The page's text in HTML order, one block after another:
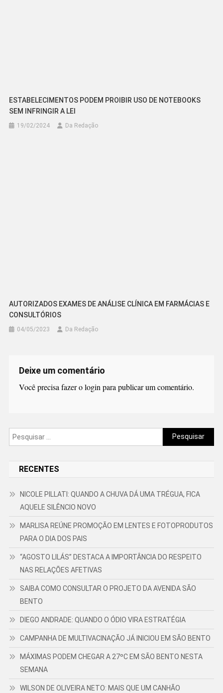
ESTABELECIMENTOS PODEM PROIBIR USO DE NOTEBOOKS
SEM INFRINGIR A LEI
19/02/2024 Da Redação
AUTORIZADOS EXAMES DE ANÁLISE CLÍNICA EM FARMÁCIAS E
CONSULTÓRIOS
04/05/2023 Da Redação
Deixe um comentário
Você precisa fazer ologin para publicar um comentário.
Pesquisar
por:
RECENTES
NICOLE PILLATI: QUANDO A CHUVA DÁ UMA TRÉGUA, FICA
AQUELE SILÊNCIO NOVO
MARLISA REÚNE PROMOÇÃO EM LENTES E FOTOPRODUTOS
PARA O DIA DOS PAIS
“AGOSTO LILÁS” DESTACA A IMPORTÂNCIA DO RESPEITO
NAS RELAÇÕES AFETIVAS
SAIBA COMO CONSULTAR O PROJETO DA AVENIDA SÃO
BENTO
DIEGO ANDRADE: QUANDO O ÓDIO VIRA ESTRATÉGIA
CAMPANHA DE MULTIVACINAÇÃO JÁ INICIOU EM SÃO BENTO
MÁXIMAS PODEM CHEGAR A 27ºC EM SÃO BENTO NESTA
SEMANA
WILSON DE OLIVEIRA NETO: MAIS QUE UM CANHÃO